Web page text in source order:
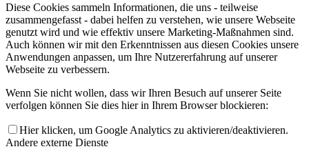
Diese Cookies sammeln Informationen, die uns - teilweise
zusammengefasst - dabei helfen zu verstehen, wie unsere Webseite
genutzt wird und wie effektiv unsere Marketing-Maßnahmen sind.
Auch können wir mit den Erkenntnissen aus diesen Cookies unsere
Anwendungen anpassen, um Ihre Nutzererfahrung auf unserer
Webseite zu verbessern.
Wenn Sie nicht wollen, dass wir Ihren Besuch auf unserer Seite
verfolgen können Sie dies hier in Ihrem Browser blockieren:
Hier klicken, um Google Analytics zu aktivieren/deaktivieren.
Andere externe Dienste